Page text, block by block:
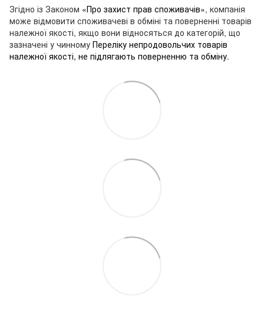
Згідно із Законом «Про захист прав споживачів», компанія
може відмовити споживачеві в обміні та поверненні товарів
належної якості, якщо вони відносяться до категорій, що
зазначені у чинному Переліку непродовольчих товарів
належної якості, не підлягають поверненню та обміну.